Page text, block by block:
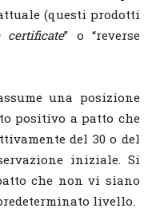
attuale (questi prodotti
certificate” o “reverse
una posizione
positivo a patto che
del 30 o del
iniziale. Si
che non vi siano
livello.